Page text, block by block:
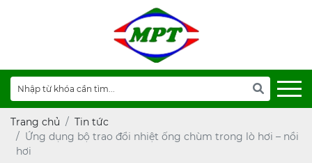
Trang chủ
Tin tức
Ứng dụng bộ trao đổi nhiệt ống chùm trong lò hơi – nồi
hơi